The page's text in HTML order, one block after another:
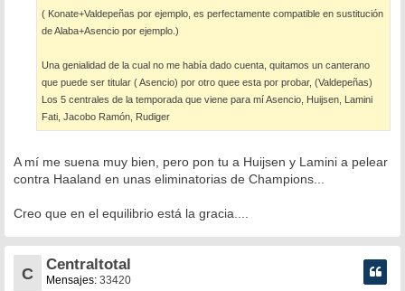
e
( Konate+Valdepeñas por ejemplo, es perfectamente compatible en sustitución
de Alaba+Asencio por ejemplo.)
Una genialidad de la cual no me había dado cuenta, quitamos un canterano
que puede ser titular ( Asencio) por otro quee esta por probar, (Valdepeñas)
Los 5 centrales de la temporada que viene para mí Asencio, Huijsen, Lamini
Fati, Jacobo Ramón, Rudiger
A mí me suena muy bien, pero pon tu a Huijsen y Lamini a pelear
contra Haaland en unas eliminatorias de Champions...
Creo que en el equilibrio está la gracia....
C
Centraltotal
Mensajes: 33420